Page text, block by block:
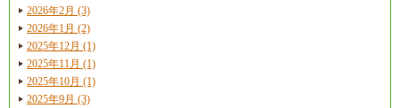
2026年2月 (3)
2026年1月 (2)
2025年12月 (1)
2025年11月 (1)
2025年10月 (1)
2025年9月 (3)